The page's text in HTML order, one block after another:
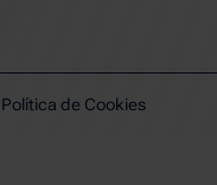
Política de Cookies